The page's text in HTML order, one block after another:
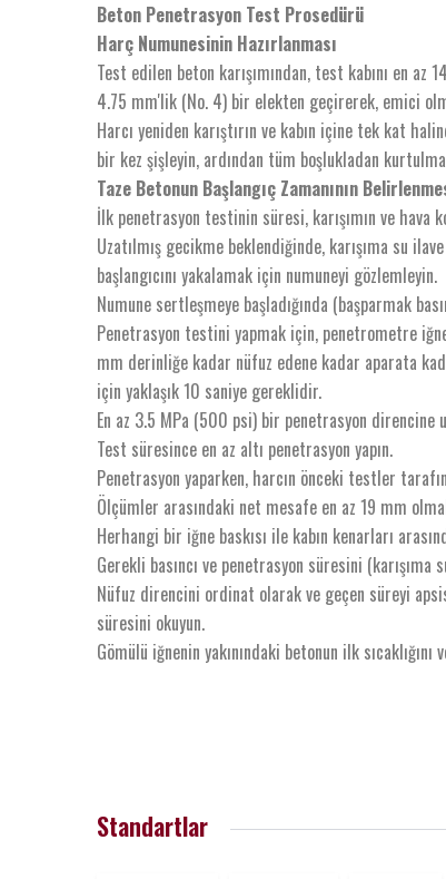
Beton Penetrasyon Test Prosedürü
Harç Numunesinin Hazırlanması
Test edilen beton karışımından, test kabını en
4.75 mm'lik (No. 4) bir elekten geçirerek, emici
Harcı yeniden karıştırın ve kabın içine tek kat
bir kez şişleyin, ardından tüm boşlukladan
Taze Betonun Başlangıç ​​Zamanının
İlk penetrasyon testinin süresi, karışımın ve hava
Uzatılmış gecikme beklendiğinde, karışıma su
başlangıcını yakalamak için numuneyi gözlemleyin.
Numune sertleşmeye başladığında (başparmak
Penetrasyon testini yapmak için, penetrometre
mm derinliğe kadar nüfuz edene kadar aparata
için yaklaşık 10 saniye gereklidir.
En az 3.5 MPa (500 psi) bir penetrasyon
Test süresince en az altı penetrasyon yapın.
Penetrasyon yaparken, harcın önceki testler
Ölçümler arasındaki net mesafe en az 19 mm
Herhangi bir iğne baskısı ile kabın kenarları
Gerekli basıncı ve penetrasyon süresini
Nüfuz direncini ordinat olarak ve geçen süreyi
süresini okuyun.
Gömülü iğnenin yakınındaki betonun ilk
Standartlar